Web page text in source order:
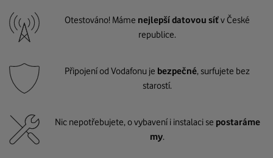
Otestováno! Máme nejlepší datovou síťv České
republice.
Připojení od Vodafonu je bezpečné, surfujete bez
starostí.
Nic nepotřebujete, o vybavení i instalaci se postaráme
my.